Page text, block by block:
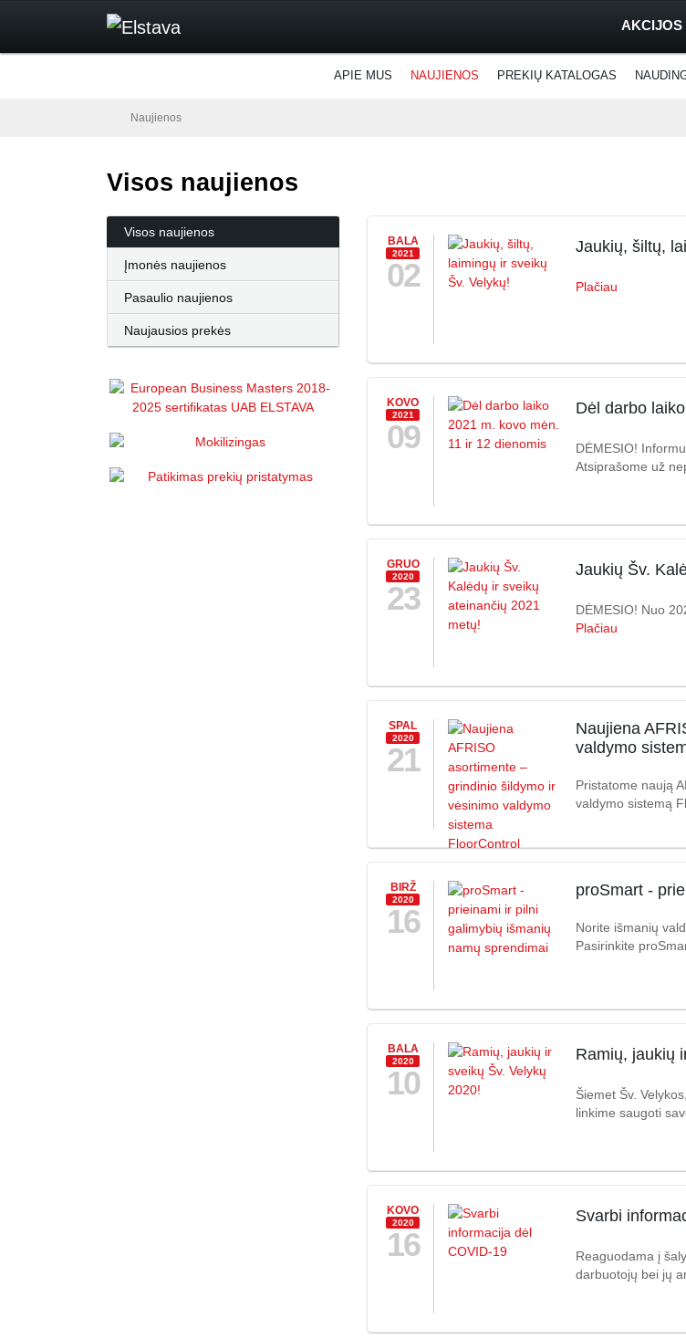
AKCIJOS
APIE MUS NAUJIENOS PREKIŲ KATALOGAS
Naujienos
Visos naujienos
Visos naujienos
Įmonės naujienos
Pasaulio naujienos
Naujausios prekės
BALA
2021
02
Jaukių, šiltų,
Plačiau
KOVO
2021
09
Dėl darbo
DĖMESIO!
Atsiprašome už
GRUO
2020
23
Jaukių Šv.
DĖMESIO! Nuo
Plačiau
SPAL
2020
21
Naujiena
valdymo
Pristatome naują
valdymo sistemą
BIRŽ
2020
16
proSmart -
Norite išmanių
Pasirinkite
BALA
2020
10
Ramių, jaukių
Šiemet Šv.
linkime saugoti
KOVO
2020
16
Svarbi
Reaguodama į
darbuotojų bei jų